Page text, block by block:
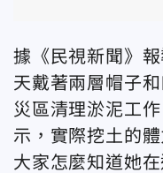
據《民視新聞》
天戴著兩層帽子
災區清理淤泥工
示，實際挖土的
大家怎麼知道她